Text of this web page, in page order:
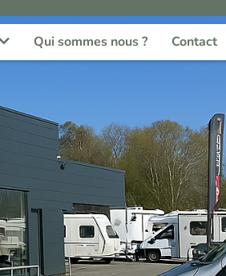
Qui sommes nous ? Contact